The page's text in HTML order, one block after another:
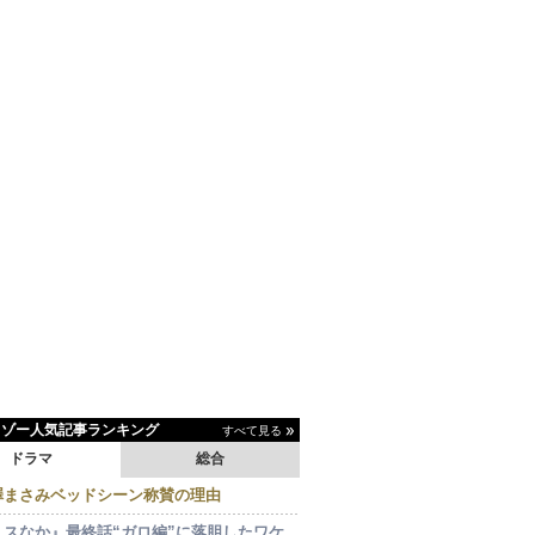
ー人気記事ランキング すべて見る
ドラマ 総合
まさみベッドシーン称賛の理由